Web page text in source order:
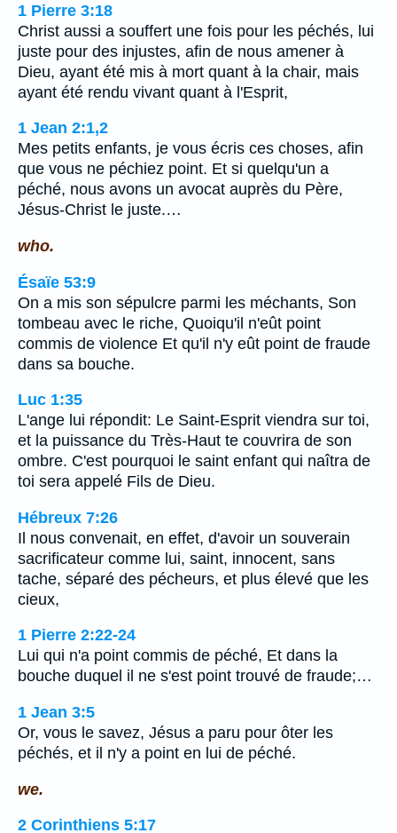
1 Pierre 3:18
Christ aussi a souffert une fois pour les péchés, lui
juste pour des injustes, afin de nous amener à
Dieu, ayant été mis à mort quant à la chair, mais
ayant été rendu vivant quant à l'Esprit,
1 Jean 2:1,2
Mes petits enfants, je vous écris ces choses, afin
que vous ne péchiez point. Et si quelqu'un a
péché, nous avons un avocat auprès du Père,
Jésus-Christ le juste.…
who.
Ésaïe 53:9
On a mis son sépulcre parmi les méchants, Son
tombeau avec le riche, Quoiqu'il n'eût point
commis de violence Et qu'il n'y eût point de fraude
dans sa bouche.
Luc 1:35
L'ange lui répondit: Le Saint-Esprit viendra sur toi,
et la puissance du Très-Haut te couvrira de son
ombre. C'est pourquoi le saint enfant qui naîtra de
toi sera appelé Fils de Dieu.
Hébreux 7:26
Il nous convenait, en effet, d'avoir un souverain
sacrificateur comme lui, saint, innocent, sans
tache, séparé des pécheurs, et plus élevé que les
cieux,
1 Pierre 2:22-24
Lui qui n'a point commis de péché, Et dans la
bouche duquel il ne s'est point trouvé de fraude;…
1 Jean 3:5
Or, vous le savez, Jésus a paru pour ôter les
péchés, et il n'y a point en lui de péché.
we.
2 Corinthiens 5:17